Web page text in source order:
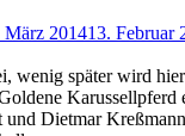
März 201413. Februar
wenig später wird
Karussellpferd
Dietmar